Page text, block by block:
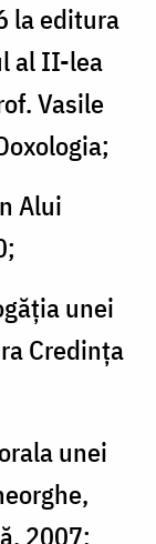
la editura
al II-lea
Vasile
Alui
unei
Credința
unei
2007;